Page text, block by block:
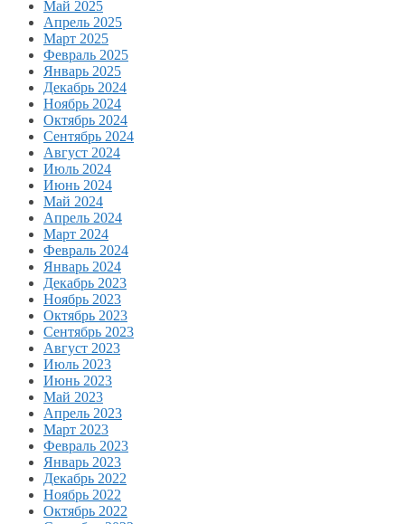
Май 2025
Апрель 2025
Март 2025
Февраль 2025
Январь 2025
Декабрь 2024
Ноябрь 2024
Октябрь 2024
Сентябрь 2024
Август 2024
Июль 2024
Июнь 2024
Май 2024
Апрель 2024
Март 2024
Февраль 2024
Январь 2024
Декабрь 2023
Ноябрь 2023
Октябрь 2023
Сентябрь 2023
Август 2023
Июль 2023
Июнь 2023
Май 2023
Апрель 2023
Март 2023
Февраль 2023
Январь 2023
Декабрь 2022
Ноябрь 2022
Октябрь 2022